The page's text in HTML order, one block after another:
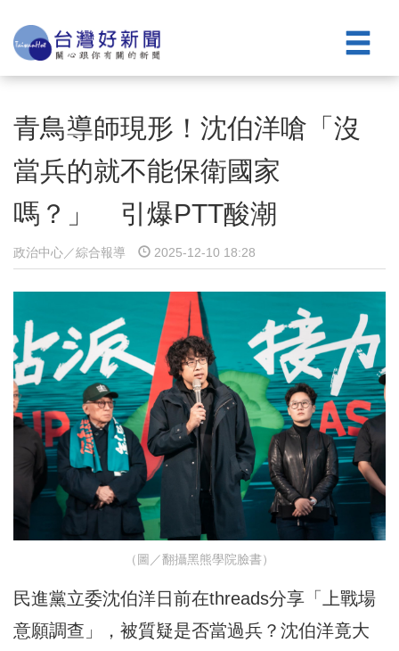
青鳥導師現形！沈伯洋嗆「沒
當兵的就不能保衛國家
嗎？」 引爆PTT酸潮
政治中心／綜合報導 2025-12-10 18:28
（圖／翻攝黑熊學院臉書）
民進黨立委沈伯洋日前在threads分享「上戰場
意願調查」，被質疑是否當過兵？沈伯洋竟大